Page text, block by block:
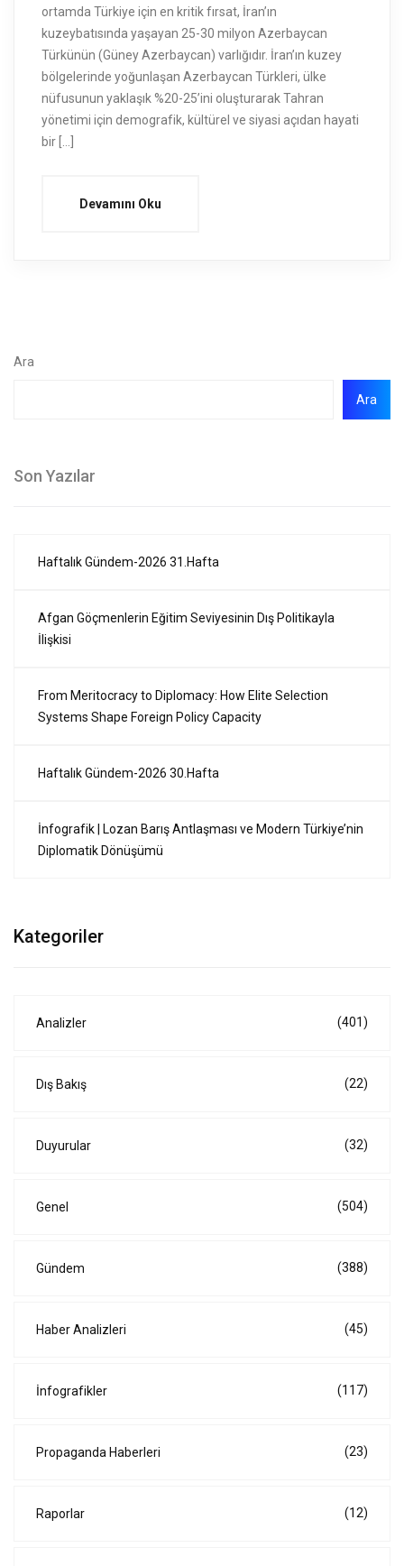
ortamda Türkiye için en kritik fırsat, İran’ın
kuzeybatısında yaşayan 25-30 milyon Azerbaycan
Türkünün (Güney Azerbaycan) varlığıdır. İran’ın kuzey
bölgelerinde yoğunlaşan Azerbaycan Türkleri, ülke
nüfusunun yaklaşık %20-25’ini oluşturarak Tahran
yönetimi için demografik, kültürel ve siyasi açıdan hayati
bir […]
Devamını Oku
Ara
Ara
Son Yazılar
Haftalık Gündem-2026 31.Hafta
Afgan Göçmenlerin Eğitim Seviyesinin Dış Politikayla
İlişkisi
From Meritocracy to Diplomacy: How Elite Selection
Systems Shape Foreign Policy Capacity
Haftalık Gündem-2026 30.Hafta
İnfografik | Lozan Barış Antlaşması ve Modern Türkiye’nin
Diplomatik Dönüşümü
Kategoriler
Analizler (401)
Dış Bakış (22)
Duyurular (32)
Genel (504)
Gündem (388)
Haber Analizleri (45)
İnfografikler (117)
Propaganda Haberleri (23)
Raporlar (12)